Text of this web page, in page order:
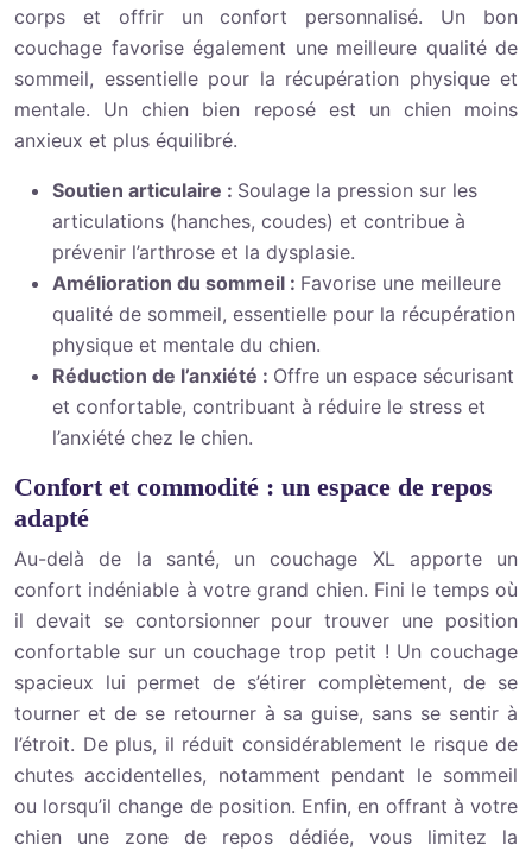
corps et offrir un confort personnalisé. Un bon
couchage favorise également une meilleure qualité de
sommeil, essentielle pour la récupération physique et
mentale. Un chien bien reposé est un chien moins
anxieux et plus équilibré.
Soutien articulaire : Soulage la pression sur les
articulations (hanches, coudes) et contribue à
prévenir l’arthrose et la dysplasie.
Amélioration du sommeil : Favorise une meilleure
qualité de sommeil, essentielle pour la récupération
physique et mentale du chien.
Réduction de l’anxiété : Offre un espace sécurisant
et confortable, contribuant à réduire le stress et
l’anxiété chez le chien.
Confort et commodité : un espace de repos
adapté
Au-delà de la santé, un couchage XL apporte un
confort indéniable à votre grand chien. Fini le temps où
il devait se contorsionner pour trouver une position
confortable sur un couchage trop petit ! Un couchage
spacieux lui permet de s’étirer complètement, de se
tourner et de se retourner à sa guise, sans se sentir à
l’étroit. De plus, il réduit considérablement le risque de
chutes accidentelles, notamment pendant le sommeil
ou lorsqu’il change de position. Enfin, en offrant à votre
chien une zone de repos dédiée, vous limitez la